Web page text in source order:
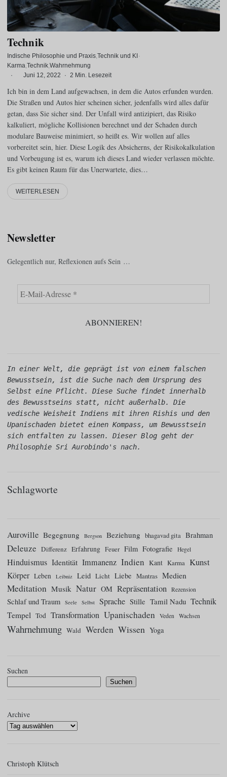
Technik
Indische Philosophie und Praxis Technik und KI ·
Karma Technik Wahrnehmung
·
Juni 12, 2022 · 2 Min. Lesezeit
Ich bin in dem Land aufgewachsen, in dem die Autos erfunden wurden.
Die Straßen und Autos hier scheinen sicher, jedenfalls wird alles dafür
getan, dass Sie sicher sind. Der Unfall wird antizipiert, das Risiko
kalkuliert, mögliche Kollisionen berechnet und der Schaden durch
modulare Bauweise minimiert, so heißt es. Wir wollen auf alles
vorbereitet sein, hier. Diese Logik des Absicherns, der Risikokalkulation
und Vorbeugung ist es, warum ich dieses Land wieder verlassen möchte.
Es gibt keinen Raum für das Unerwartete, dies…
WEITERLESEN
Newsletter
Gelegentlich nur, Reflexionen aufs Sein …
In einer Welt, die geprägt ist von einem falschen
Bewusstsein, ist die Suche nach dem Ursprung des
Selbst eine Pflicht. Diese Suche findet innerhalb
des Bewusstseins statt, nicht außerhalb. Die
vedische Weisheit Indiens mit ihren Rishis und den
Upanischaden bietet einen Kompass, um Bewusstsein
sich entfalten zu lassen. Dieser Blog geht der
Philosophie Sri Aurobindo's nach.
Schlagworte
Auroville Begegnung Bergson Beziehung bhagavad gita Brahman
Deleuze Differenz Erfahrung Feuer Film Fotografie Hegel
Hinduismus Identität Immanenz Indien Kant Karma Kunst
Körper Leben Leibniz Leid Licht Liebe Mantras Medien
Meditation Musik Natur OM Repräsentation Rezension
Schlaf und Traum Seele Selbst Sprache Stille Tamil Nadu Technik
Tempel Tod Transformation Upanischaden Veden Wachsen
Wahrnehmung Wald Werden Wissen Yoga
Suchen
Suchen
Archive
Christoph Klütsch